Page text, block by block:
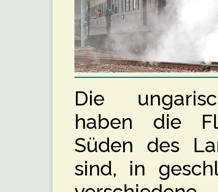
Die
haben die
Süden des
sind, in